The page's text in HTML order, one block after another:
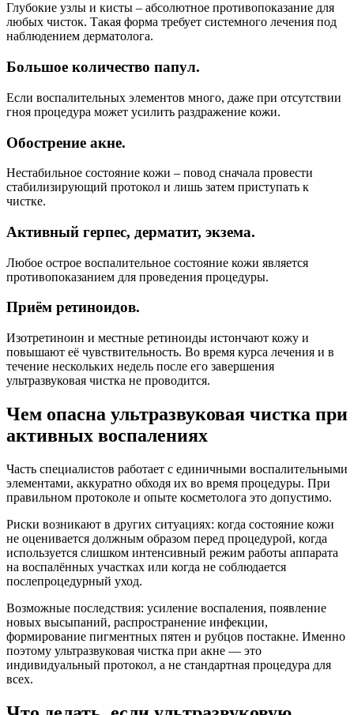
Глубокие узлы и кисты – абсолютное противопоказание для
любых чисток. Такая форма требует системного лечения под
наблюдением дерматолога.
Большое количество папул.
Если воспалительных элементов много, даже при отсутствии
гноя процедура может усилить раздражение кожи.
Обострение акне.
Нестабильное состояние кожи – повод сначала провести
стабилизирующий протокол и лишь затем приступать к
чистке.
Активный герпес, дерматит, экзема.
Любое острое воспалительное состояние кожи является
противопоказанием для проведения процедуры.
Приём ретиноидов.
Изотретиноин и местные ретиноиды истончают кожу и
повышают её чувствительность. Во время курса лечения и в
течение нескольких недель после его завершения
ультразвуковая чистка не проводится.
Чем опасна ультразвуковая чистка при
активных воспалениях
Часть специалистов работает с единичными воспалительными
элементами, аккуратно обходя их во время процедуры. При
правильном протоколе и опыте косметолога это допустимо.
Риски возникают в других ситуациях: когда состояние кожи
не оценивается должным образом перед процедурой, когда
используется слишком интенсивный режим работы аппарата
на воспалённых участках или когда не соблюдается
послепроцедурный уход.
Возможные последствия: усиление воспаления, появление
новых высыпаний, распространение инфекции,
формирование пигментных пятен и рубцов постакне. Именно
поэтому ультразвуковая чистка при акне — это
индивидуальный протокол, а не стандартная процедура для
всех.